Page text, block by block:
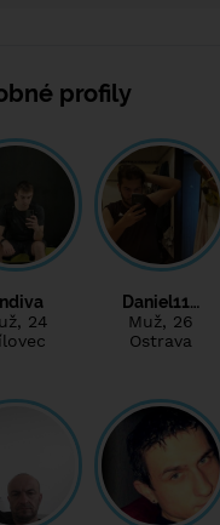
profily
, 24
Daniel11…
Muž, 26
Ostrava